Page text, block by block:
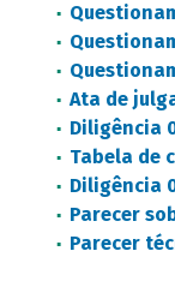
Ata de
Diligência
Tabela de
Diligência
Parecer
Parecer